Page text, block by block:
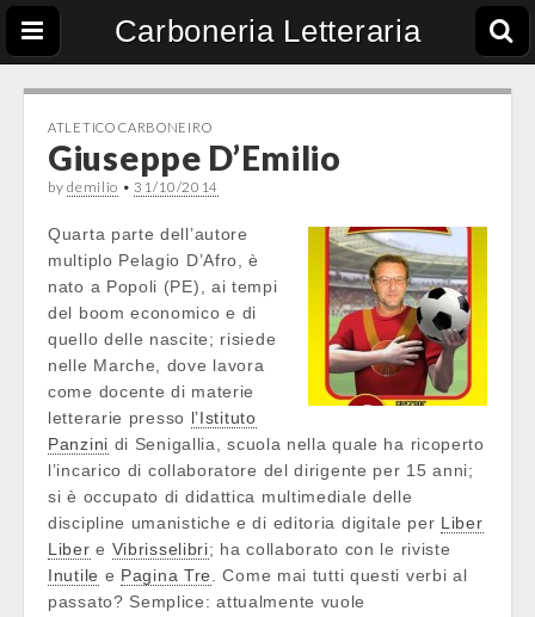
Carboneria Letteraria
ATLETICO CARBONEIRO
Giuseppe D’Emilio
bydemilio •31/10/2014
Quarta parte dell’autore
multiplo Pelagio D’Afro, è
nato a Popoli (PE), ai tempi
del boom economico e di
quello delle nascite; risiede
nelle Marche, dove lavora
come docente di materie
letterarie presso l’Istituto
Panzini di Senigallia, scuola nella quale ha ricoperto
l’incarico di collaboratore del dirigente per 15 anni;
si è occupato di didattica multimediale delle
discipline umanistiche e di editoria digitale per Liber
Liber e Vibrisselibri; ha collaborato con le riviste
Inutile e Pagina Tre
. Come mai tutti questi verbi al
passato? Semplice: attualmente vuole